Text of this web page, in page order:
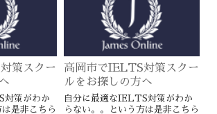
の方や国内
たい方に是
留学や移住をお考えの方や国内大
学受験を有利に進めたい方に是
策スクー
対策がわか
是非こちら
高岡市でIELTS対策スクー
ルをお探しの方へ
自分に最適なIELTS対策がわか
らない。。という方は是非こちら